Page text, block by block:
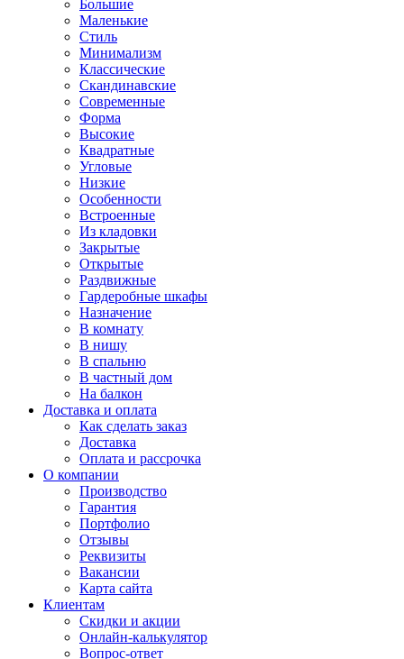
Большие
Маленькие
Стиль
Минимализм
Классические
Скандинавские
Современные
Форма
Высокие
Квадратные
Угловые
Низкие
Особенности
Встроенные
Из кладовки
Закрытые
Открытые
Раздвижные
Гардеробные шкафы
Назначение
В комнату
В нишу
В спальню
В частный дом
На балкон
Доставка и оплата
Как сделать заказ
Доставка
Оплата и рассрочка
О компании
Производство
Гарантия
Портфолио
Отзывы
Реквизиты
Вакансии
Карта сайта
Клиентам
Скидки и акции
Онлайн-калькулятор
Вопрос-ответ